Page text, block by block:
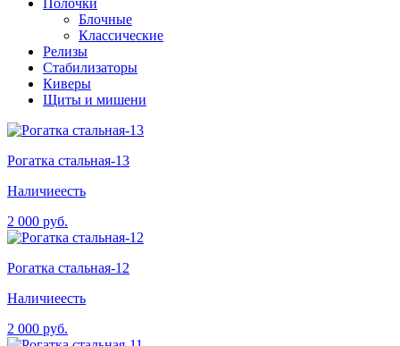
Блочные
Классические
Релизы
Стабилизаторы
Киверы
Щиты и мишени
Рогатка стальная-13
Наличиеесть
2 000 руб.
Рогатка стальная-12
Наличиеесть
2 000 руб.